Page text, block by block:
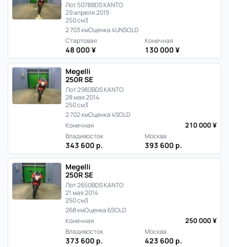
Лот 5078BDS KANTO
29 апреля 2015
250 см3
2 703 кмОценка 4UNSOLD
Стартовая
48 000 ¥
Конечная
130 000 ¥
Megelli
250R SE
Лот 2980BDS KANTO
28 мая 2014
250 см3
2 702 кмОценка 4SOLD
Конечная
210 000 ¥
Владивосток
343 600 р.
Москва
393 600 р.
Megelli
250R SE
Лот 2650BDS KANTO
21 мая 2014
250 см3
268 кмОценка 6SOLD
Конечная
250 000 ¥
Владивосток
373 600 р.
Москва
423 600 р.